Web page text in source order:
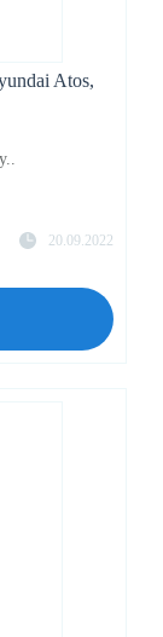
Atos,
20.09.2022